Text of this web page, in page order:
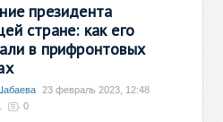
президента
стране: как его
в прифронтовых
23 февраль 2023, 12:48
0